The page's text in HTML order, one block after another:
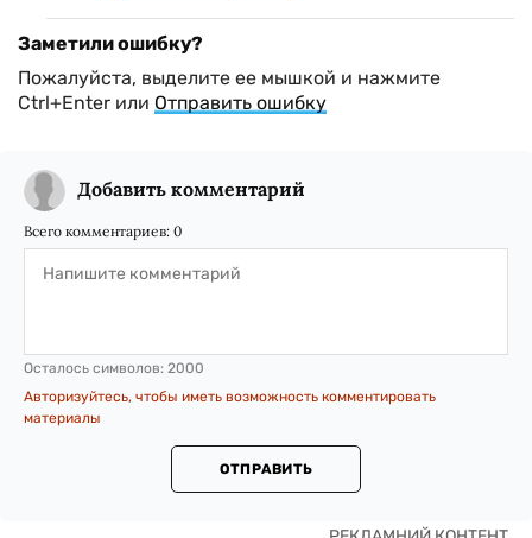
Заметили ошибку?
Пожалуйста, выделите ее мышкой и нажмите
Ctrl+Enter или Отправить ошибку
Добавить комментарий
Всего комментариев: 0
Осталось символов: 2000
Авторизуйтесь, чтобы иметь возможность комментировать
материалы
ОТПРАВИТЬ